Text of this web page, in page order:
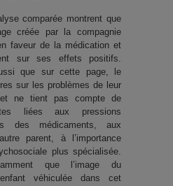
comparée montrent que
créée par la compagnie
faveur de la médication et
sur ses effets positifs.
que sur cette page, le
sur les problèmes de leur
ne tient pas compte de
liées aux pressions
des médicaments, aux
parent, à l’importance
plus spécialisée.
que l’image du
véhiculée dans cet